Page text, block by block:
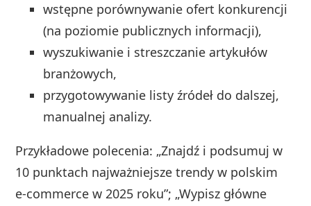
wstępne porównywanie ofert konkurencji
(na poziomie publicznych informacji),
wyszukiwanie i streszczanie artykułów
branżowych,
przygotowywanie listy źródeł do dalszej,
manualnej analizy.
Przykładowe polecenia: „Znajdź i podsumuj w
10 punktach najważniejsze trendy w polskim
e‑commerce w 2025 roku”; „Wypisz główne